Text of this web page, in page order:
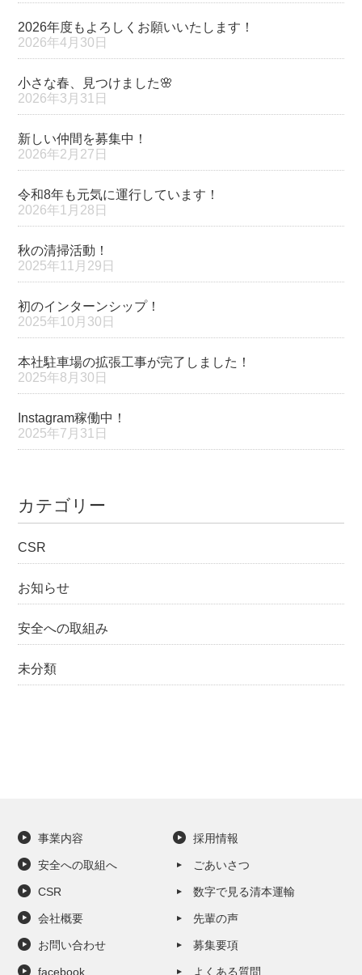
2026年度もよろしくお願いいたします！
2026年4月30日
小さな春、見つけました🌸
2026年3月31日
新しい仲間を募集中！
2026年2月27日
令和8年も元気に運行しています！
2026年1月28日
秋の清掃活動！
2025年11月29日
初のインターンシップ！
2025年10月30日
本社駐車場の拡張工事が完了しました！
2025年8月30日
Instagram稼働中！
2025年7月31日
カテゴリー
CSR
お知らせ
安全への取組み
未分類
事業内容
安全への取組へ
CSR
会社概要
お問い合わせ
facebook
採用情報
ごあいさつ
数字で見る清本運輸
先輩の声
募集要項
よくある質問